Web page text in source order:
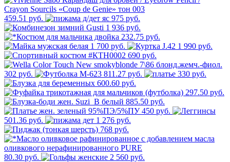
459.51 руб.
975 руб.
1 936 руб.
232.75 руб.
1 700 руб.
1 990 руб.
690 руб.
302 руб. 811.27 руб.
330 руб.
600.60 руб.
297.50 руб.
885.50 руб.
450 руб.
501.36 руб.
1 276 руб.
768 руб.
80.30 руб.
2 560 руб.